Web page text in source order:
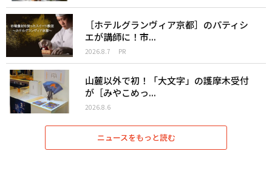
［ホテルグランヴィア京都］のパティシ
エが講師に！市...
2026.8.7 PR
山麓以外で初！「大文字」の護摩木受付
が［みやこめっ...
2026.8.6
ニュースをもっと読む